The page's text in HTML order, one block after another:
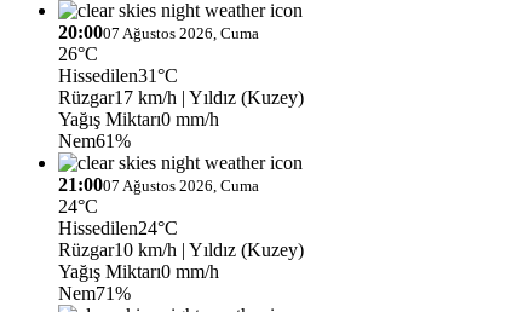
20:0007 Ağustos 2026, Cuma
26°C
Hissedilen31°C
Rüzgar17 km/h | Yıldız (Kuzey)
Yağış Miktarı0 mm/h
Nem61%
21:0007 Ağustos 2026, Cuma
24°C
Hissedilen24°C
Rüzgar10 km/h | Yıldız (Kuzey)
Yağış Miktarı0 mm/h
Nem71%